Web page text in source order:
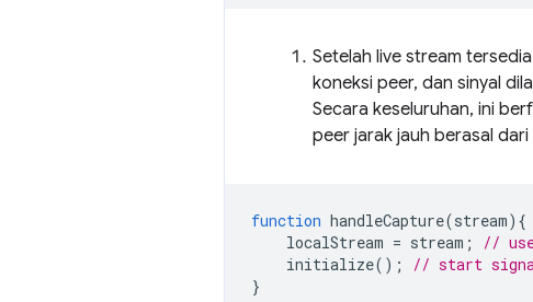
Setelah live stream
koneksi peer, dan sinyal
Secara keseluruhan, ini
peer jarak jauh berasal dari
function handleCapture(stream){
localStream = stream ;
//
initialize();
// start
}